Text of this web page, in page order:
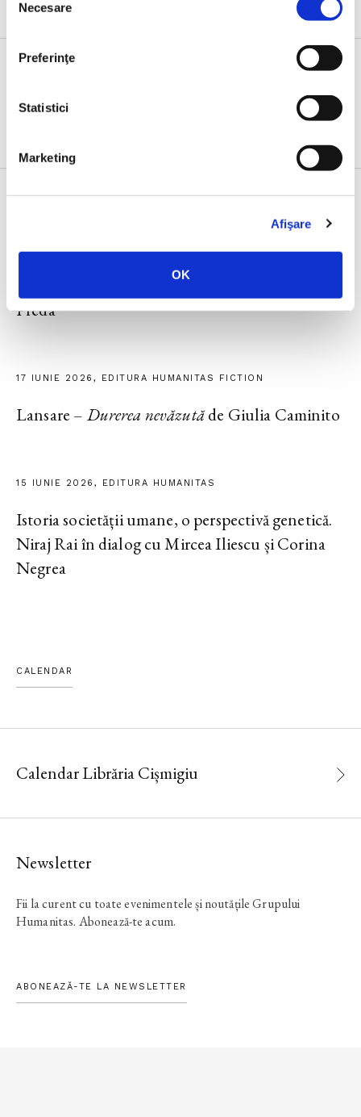
consimțământului
Necesare
Preferinţe
Statistici
Marketing
Afişare
OK
Lansarea volumului
cu Radu Paraschivescu, Dan Byron și Cristian
Preda
17 IUNIE 2026, EDITURA HUMANITAS FICTION
Lansare – Durerea nevăzutăde Giulia Caminito
15 IUNIE 2026, EDITURA HUMANITAS
Istoria societății umane, o perspectivă genetică.
Niraj Rai în dialog cu Mircea Iliescu și Corina
Negrea
CALENDAR
Calendar Librăria Cișmigiu
Newsletter
Fii la curent cu toate evenimentele și noutățile Grupului
Humanitas. Abonează-te acum.
ABONEAZĂ-TE LA NEWSLETTER